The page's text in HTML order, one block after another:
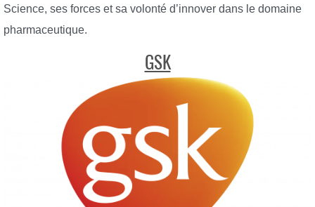
Science, ses forces et sa volonté d’innover dans le domaine
pharmaceutique.
GSK